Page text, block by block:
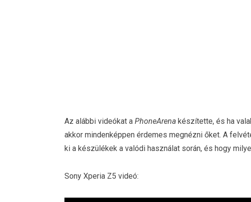
Az alábbi videókat a PhoneArena készítette, és ha
akkor mindenképpen érdemes megnézni őket. A
ki a készülékek a valódi használat során, és hogy
Sony Xperia Z5 videó: